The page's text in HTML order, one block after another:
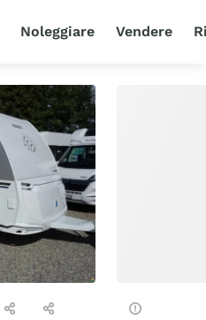
Noleggiare Vendere